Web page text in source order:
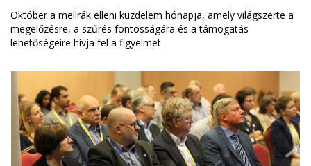
Október a mellrák elleni küzdelem hónapja, amely világszerte a
megelőzésre, a szűrés fontosságára és a támogatás
lehetőségeire hívja fel a figyelmet.